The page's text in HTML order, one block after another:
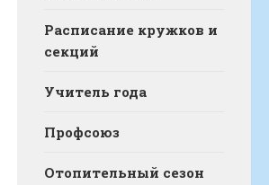
Расписание кружков и
секций
Учитель года
Профсоюз
Отопительный сезон